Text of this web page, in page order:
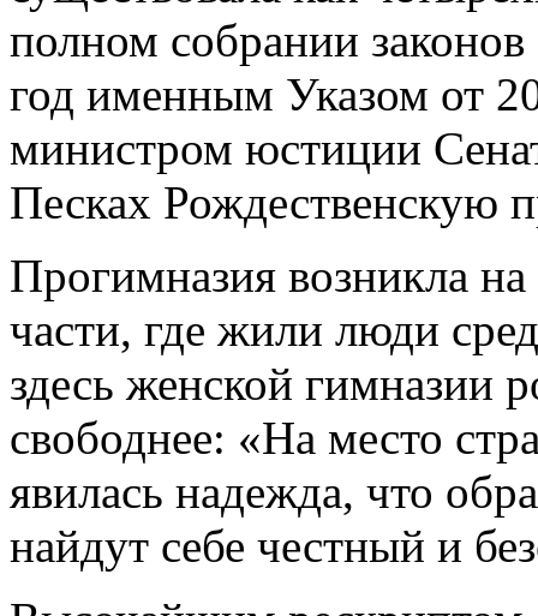
полном собрании
год именным Указом от
министром юстиции
Песках Рождественскую
Прогимназия возникла
части, где жили люди
здесь женской гимназии
свободнее: «На место
явилась надежда, что
найдут себе честный и